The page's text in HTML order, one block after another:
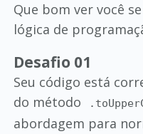
Que bom ver você
lógica de
Desafio 01
Seu código está
do método
abordagem para